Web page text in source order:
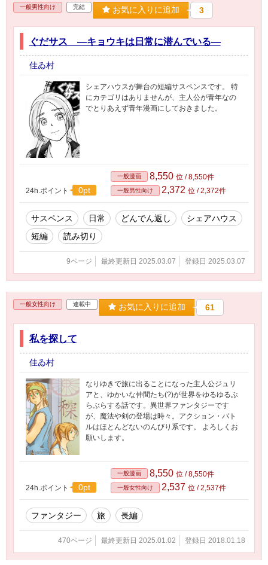
一般男性向け 完結 お気に入りに追加 3
ぐだサス ―キョウキは日常に潜んでいる―
佳ゐ村
シェアハウスが舞台の短編サスペンスです。 特
にカテゴリはありませんが、主人公が青年なの
でとりあえず青年漫画にしておきました。
24h.ポイント 0pt
一般漫画 8,550 位 / 8,550件
一般男性向け 2,372 位 / 2,372件
サスペンス 日常 どんでん返し
シェアハウス
短編
読み切り
9ページ 最終更新日 2025.03.07 登録日 2025.03.07
一般女性向け 連載中 お気に入りに追加 61
私を探して
佳ゐ村
なりゆきで旅に出ることになった主人公ジュリ
アと、ゆかいな仲間たち(?)が世界をゆるゆるぶ
らぶらする話です。異世界ファンタジーです
が、魔法や剣の登場は時々。アクション・バト
ルはほとんどないのんびり系です。 よろしくお
願いします。
24h.ポイント 0pt
一般漫画 8,550 位 / 8,550件
一般女性向け 2,537 位 / 2,537件
ファンタジー 旅 長編
470ページ 最終更新日 2025.01.02 登録日 2018.01.18